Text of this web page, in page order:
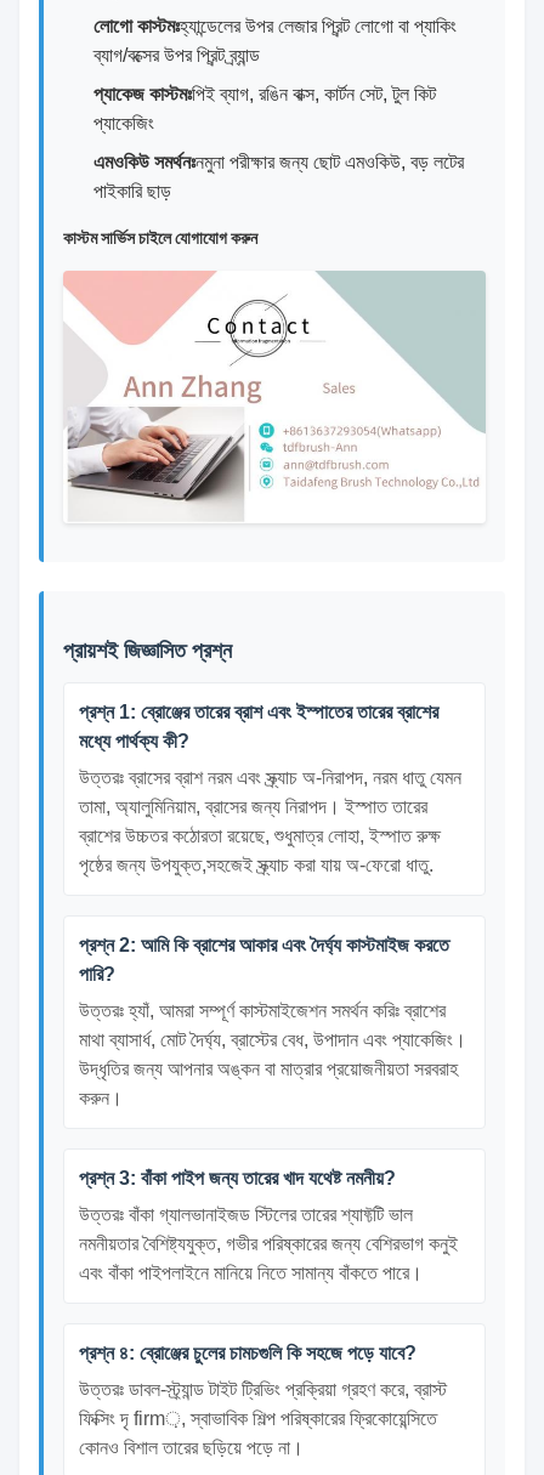
লোগো কাস্টমঃহ্যান্ডেলের উপর লেজার প্রিন্ট লোগো বা প্যাকিং
ব্যাগ/বক্সের উপর প্রিন্ট ব্র্যান্ড
প্যাকেজ কাস্টমঃপিই ব্যাগ, রঙিন বাক্স, কার্টন সেট, টুল কিট
প্যাকেজিং
এমওকিউ সমর্থনঃনমুনা পরীক্ষার জন্য ছোট এমওকিউ, বড় লটের
পাইকারি ছাড়
কাস্টম সার্ভিস চাইলে যোগাযোগ করুন
প্রায়শই জিজ্ঞাসিত প্রশ্ন
প্রশ্ন 1: ব্রোঞ্জের তারের ব্রাশ এবং ইস্পাতের তারের ব্রাশের
মধ্যে পার্থক্য কী?
উত্তরঃ ব্রাসের ব্রাশ নরম এবং স্ক্র্যাচ অ-নিরাপদ, নরম ধাতু যেমন
তামা, অ্যালুমিনিয়াম, ব্রাসের জন্য নিরাপদ। ইস্পাত তারের
ব্রাশের উচ্চতর কঠোরতা রয়েছে, শুধুমাত্র লোহা, ইস্পাত রুক্ষ
পৃষ্ঠের জন্য উপযুক্ত,সহজেই স্ক্র্যাচ করা যায় অ-ফেরো ধাতু.
প্রশ্ন 2: আমি কি ব্রাশের আকার এবং দৈর্ঘ্য কাস্টমাইজ করতে
পারি?
উত্তরঃ হ্যাঁ, আমরা সম্পূর্ণ কাস্টমাইজেশন সমর্থন করিঃ ব্রাশের
মাথা ব্যাসার্ধ, মোট দৈর্ঘ্য, ব্রাস্টের বেধ, উপাদান এবং প্যাকেজিং।
উদ্ধৃতির জন্য আপনার অঙ্কন বা মাত্রার প্রয়োজনীয়তা সরবরাহ
করুন।
প্রশ্ন 3: বাঁকা পাইপ জন্য তারের খাদ যথেষ্ট নমনীয়?
উত্তরঃ বাঁকা গ্যালভানাইজড স্টিলের তারের শ্যাফ্টটি ভাল
নমনীয়তার বৈশিষ্ট্যযুক্ত, গভীর পরিষ্কারের জন্য বেশিরভাগ কনুই
এবং বাঁকা পাইপলাইনে মানিয়ে নিতে সামান্য বাঁকতে পারে।
প্রশ্ন ৪: ব্রোঞ্জের চুলের চামচগুলি কি সহজে পড়ে যাবে?
উত্তরঃ ডাবল-স্ট্র্যান্ড টাইট ট্রিভিং প্রক্রিয়া গ্রহণ করে, ব্রাস্ট
ফিক্সিং দৃ firm়, স্বাভাবিক শিল্প পরিষ্কারের ফ্রিকোয়েন্সিতে
কোনও বিশাল তারের ছড়িয়ে পড়ে না।